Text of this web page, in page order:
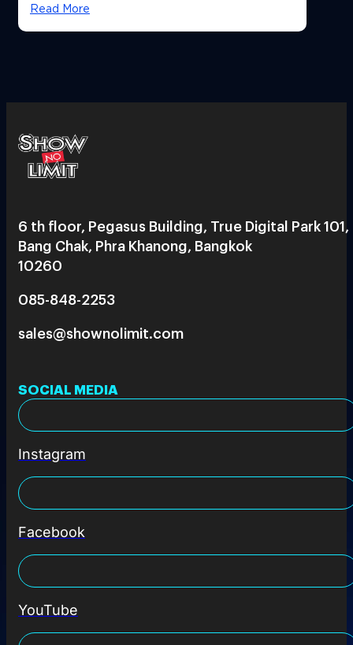
Read More
6 th floor, Pegasus Building, True Digital Park 101,
Bang Chak, Phra Khanong, Bangkok
10260
085-848-2253
sales@shownolimit.com
SOCIAL MEDIA
Instagram
Facebook
YouTube